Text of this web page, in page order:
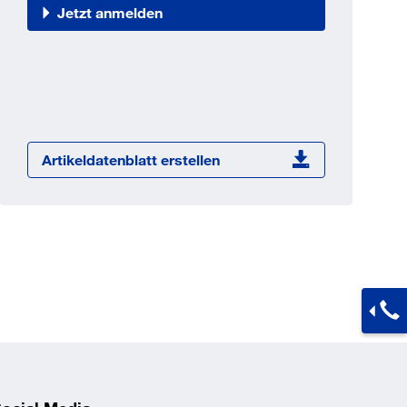
Jetzt registrieren
Barcode-Scanner Funktionalität
Prozess- & Produktberatung
Jetzt anmelden
Artikeldatenblatt erstellen